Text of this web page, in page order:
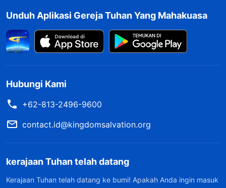
Unduh Aplikasi Gereja Tuhan Yang Mahakuasa
Hubungi Kami
+62-813-2496-9600
contact.id@kingdomsalvation.org
kerajaan Tuhan telah datang
Kerajaan Tuhan telah datang ke bumi! Apakah Anda ingin masuk